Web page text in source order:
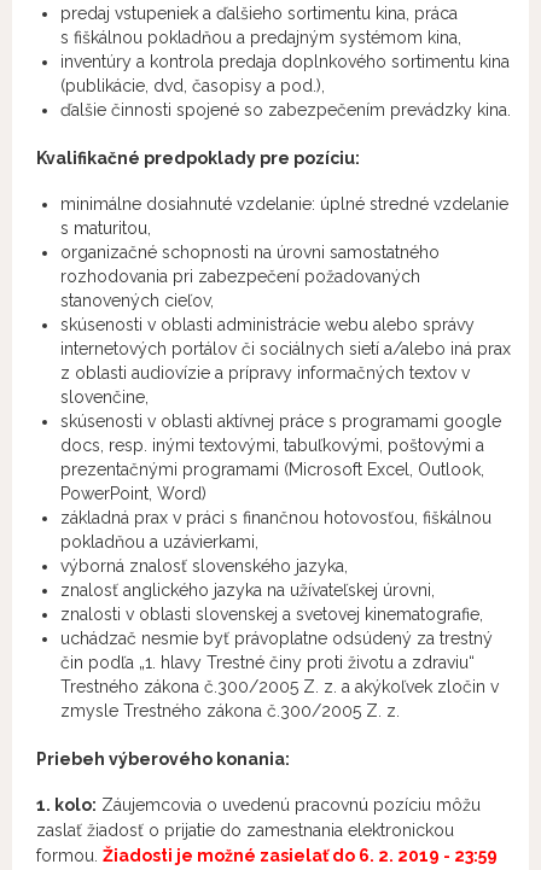
predaj vstupeniek a ďalšieho sortimentu kina, práca
s fiškálnou pokladňou a predajným systémom kina,
inventúry a kontrola predaja doplnkového sortimentu kina
(publikácie, dvd, časopisy a pod.),
ďalšie činnosti spojené so zabezpečením prevádzky kina.
Kvalifikačné predpoklady pre pozíciu:
minimálne dosiahnuté vzdelanie: úplné stredné vzdelanie
s maturitou,
organizačné schopnosti na úrovni samostatného
rozhodovania pri zabezpečení požadovaných
stanovených cieľov,
skúsenosti v oblasti administrácie webu alebo správy
internetových portálov či sociálnych sietí a/alebo iná prax
z oblasti audiovízie a prípravy informačných textov v
slovenčine,
skúsenosti v oblasti aktívnej práce s programami google
docs, resp. inými textovými, tabuľkovými, poštovými a
prezentačnými programami (Microsoft Excel, Outlook,
PowerPoint, Word)
základná prax v práci s finančnou hotovosťou, fiškálnou
pokladňou a uzávierkami,
výborná znalosť slovenského jazyka,
znalosť anglického jazyka na užívateľskej úrovni,
znalosti v oblasti slovenskej a svetovej kinematografie,
uchádzač nesmie byť právoplatne odsúdený za trestný
čin podľa „1. hlavy Trestné činy proti životu a zdraviu“
Trestného zákona č.300/2005 Z. z. a akýkoľvek zločin v
zmysle Trestného zákona č.300/2005 Z. z.
Priebeh výberového konania:
1. kolo: Záujemcovia o uvedenú pracovnú pozíciu môžu
zaslať žiadosť o prijatie do zamestnania elektronickou
formou. Žiadosti je možné zasielať do 6. 2. 2019 - 23:59